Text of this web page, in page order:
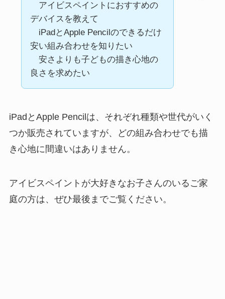
アイビスペイントにおすすめの
デバイスを教えて
iPadとApple Pencilのできるだけ
安い組み合わせを知りたい
安さよりも子どもの描き心地の
良さを求めたい
iPadとApple Pencilは、それぞれ種類や世代がいく
つか販売されていますが、どの組み合わせでも描
き心地に間違いはありません。
アイビスペイントが大好きなお子さんのいるご家
庭の方は、ぜひ最後までご覧ください。